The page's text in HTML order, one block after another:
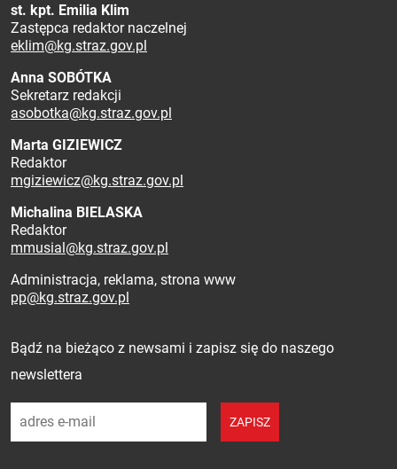
Zapisz się do newslettera
Bądź na bieżąco z newsami i zapisz się do naszego
newslettera
adres e-mail ZAPISZ
st. kpt. Emilia Klim
Zastępca redaktor naczelnej
eklim@kg.straz.gov.pl
Anna SOBÓTKA
Sekretarz redakcji
asobotka@kg.straz.gov.pl
Marta GIZIEWICZ
Redaktor
mgiziewicz@kg.straz.gov.pl
Michalina BIELASKA
Redaktor
mmusial@kg.straz.gov.pl
Administracja, reklama, strona www
pp@kg.straz.gov.pl